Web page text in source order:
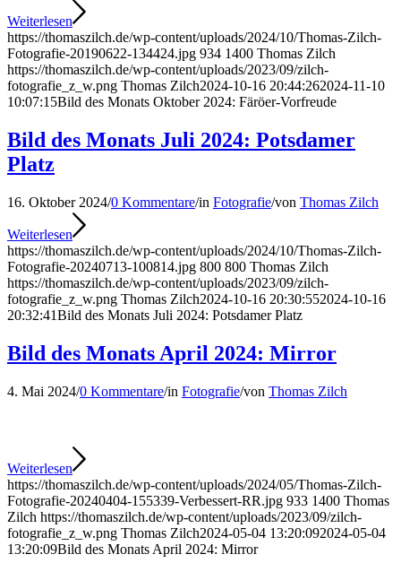
Weiterlesen
https://thomaszilch.de/wp-content/uploads/2024/10/Thomas-Zilch-
Fotografie-20190622-134424.jpg 934 1400 Thomas Zilch
https://thomaszilch.de/wp-content/uploads/2023/09/zilch-
fotografie_z_w.png Thomas Zilch2024-10-16 20:44:262024-11-10
10:07:15Bild des Monats Oktober 2024: Färöer-Vorfreude
Bild des Monats Juli 2024: Potsdamer
Platz
16. Oktober 2024/0 Kommentare/in Fotografie/von Thomas Zilch
Weiterlesen
https://thomaszilch.de/wp-content/uploads/2024/10/Thomas-Zilch-
Fotografie-20240713-100814.jpg 800 800 Thomas Zilch
https://thomaszilch.de/wp-content/uploads/2023/09/zilch-
fotografie_z_w.png Thomas Zilch2024-10-16 20:30:552024-10-16
20:32:41Bild des Monats Juli 2024: Potsdamer Platz
Bild des Monats April 2024: Mirror
4. Mai 2024/0 Kommentare/in Fotografie/von Thomas Zilch
Weiterlesen
https://thomaszilch.de/wp-content/uploads/2024/05/Thomas-Zilch-
Fotografie-20240404-155339-Verbessert-RR.jpg 933 1400 Thomas
Zilch https://thomaszilch.de/wp-content/uploads/2023/09/zilch-
fotografie_z_w.png Thomas Zilch2024-05-04 13:20:092024-05-04
13:20:09Bild des Monats April 2024: Mirror